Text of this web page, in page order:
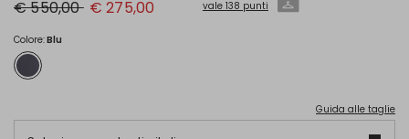
originale
550,00
€ 550,00 prezzo
€ 275,00 vale 138 punti
Colore:Blu
Guida alle taglie